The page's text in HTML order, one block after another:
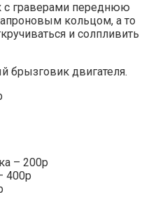
с граверами переднюю
кольцом, а то
и солпливить
брызговик двигателя.
– 200р
400р